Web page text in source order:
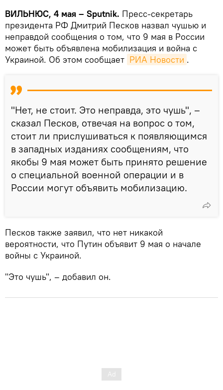
ВИЛЬНЮС, 4 мая – Sputnik. Пресс-секретарь
президента РФ Дмитрий Песков назвал чушью и
неправдой сообщения о том, что 9 мая в России
может быть объявлена мобилизация и война с
Украиной. Об этом сообщает РИА Новости .
"Нет, не стоит. Это неправда, это чушь", –
сказал Песков, отвечая на вопрос о том,
стоит ли прислушиваться к появляющимся
в западных изданиях сообщениям, что
якобы 9 мая может быть принято решение
о специальной военной операции и в
России могут объявить мобилизацию.
Песков также заявил, что нет никакой
вероятности, что Путин объявит 9 мая о начале
войны с Украиной.
"Это чушь", – добавил он.